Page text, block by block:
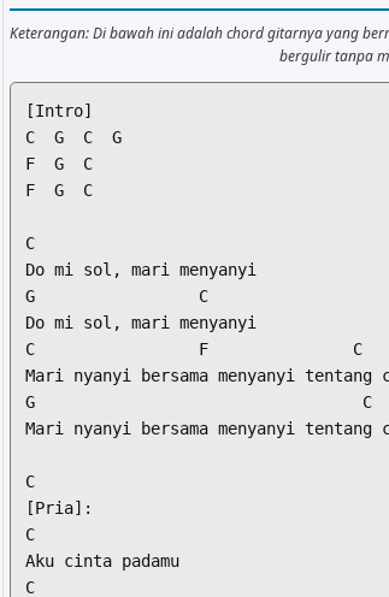
Keterangan: Di bawah ini adalah chord gitarnya yang
bergulir tanpa
[Intro]
C  G  C  G
F  G  C
F  G  C
C
Do mi sol, mari menyanyi
G                 C
Do mi sol, mari menyanyi
C                 F               C
Mari nyanyi bersama menyanyi tentang
G                                  C
Mari nyanyi bersama menyanyi tentang
C
[Pria]:
C
Aku cinta padamu
C